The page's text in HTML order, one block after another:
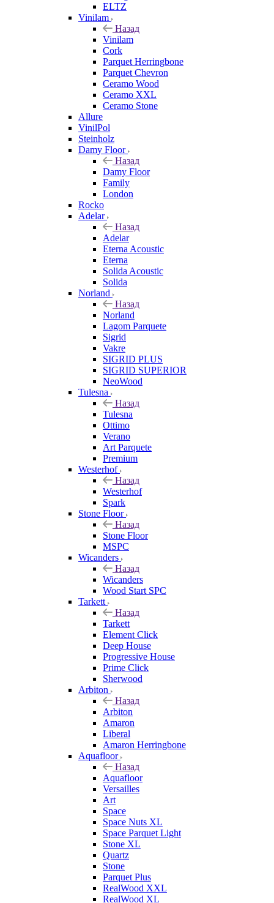
ELTZ
Vinilam
Назад
Vinilam
Cork
Parquet Herringbone
Parquet Chevron
Ceramo Wood
Ceramo XXL
Ceramo Stone
Allure
VinilPol
Steinholz
Damy Floor
Назад
Damy Floor
Family
London
Rocko
Adelar
Назад
Adelar
Eterna Acoustic
Eterna
Solida Acoustic
Solida
Norland
Назад
Norland
Lagom Parquete
Sigrid
Vakre
SIGRID PLUS
SIGRID SUPERIOR
NeoWood
Tulesna
Назад
Tulesna
Ottimo
Verano
Art Parquete
Premium
Westerhof
Назад
Westerhof
Spark
Stone Floor
Назад
Stone Floor
MSPC
Wicanders
Назад
Wicanders
Wood Start SPC
Tarkett
Назад
Tarkett
Element Click
Deep House
Progressive House
Prime Click
Sherwood
Arbiton
Назад
Arbiton
Amaron
Liberal
Amaron Herringbone
Aquafloor
Назад
Aquafloor
Versailles
Art
Space
Space Nuts XL
Space Parquet Light
Stone XL
Quartz
Stone
Parquet Plus
RealWood XXL
RealWood XL